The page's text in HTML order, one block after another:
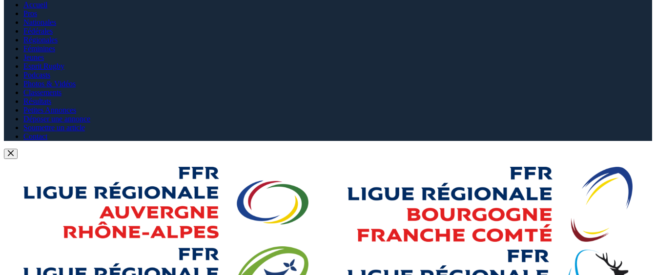
Accueil
Pros
Nationales
Fédérales
Régionales
Féminines
Jeunes
Esprit Rugby
Podcasts
Photos & Vidéos
Classements
Résultats
Petites Annonces
Déposer une annonce
Soumettre un article
Contact